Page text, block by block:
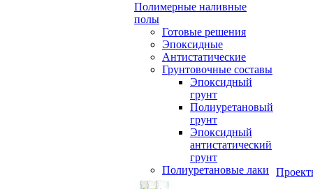
Полимерные наливные
полы
Готовые решения
Эпоксидные
Антистатические
Грунтовочные составы
Эпоксидный
грунт
Полиуретановый
грунт
Эпоксидный
антистатический
грунт
Полиуретановые лаки